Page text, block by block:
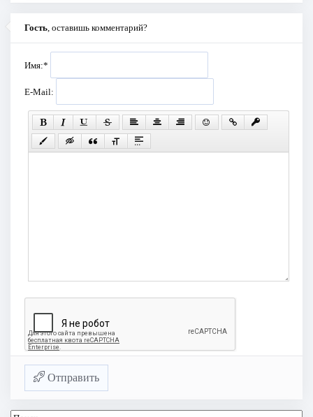
Гость, оставишь комментарий?
Имя:*
E-Mail:
Отправить